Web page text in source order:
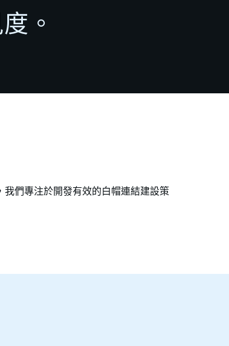
。
我們專注於開發有效的白帽連結建設策